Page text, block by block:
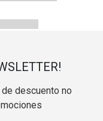
descuento no